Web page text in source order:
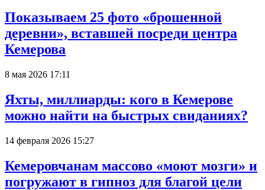
Показываем 25 фото «брошенной
деревни», вставшей посреди центра
Кемерова
8 мая 2026 17:11
Яхты, миллиарды: кого в Кемерове
можно найти на быстрых свиданиях?
14 февраля 2026 15:27
Кемеровчанам массово «моют мозги» и
погружают в гипноз для благой цели